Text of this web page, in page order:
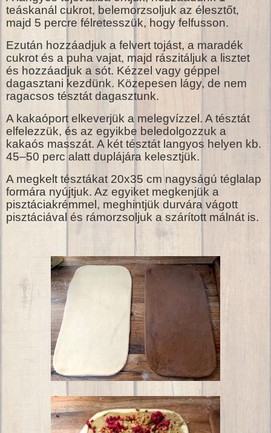
teáskanál cukrot, belemorzsoljuk az élesztőt,
majd 5 percre félretesszük, hogy felfusson.
Ezután hozzáadjuk a felvert tojást, a maradék
cukrot és a puha vajat, majd rászitáljuk a lisztet
és hozzáadjuk a sót. Kézzel vagy géppel
dagasztani kezdünk. Közepesen lágy, de nem
ragacsos tésztát dagasztunk.
A kakaóport elkeverjük a melegvízzel. A tésztát
elfelezzük, és az egyikbe beledolgozzuk a
kakaós masszát. A két tésztát langyos helyen kb.
45–50 perc alatt duplájára kelesztjük.
A megkelt tésztákat 20x35 cm nagyságú téglalap
formára nyújtjuk. Az egyiket megkenjük a
pisztáciakrémmel, meghintjük durvára vágott
pisztáciával és rámorzsoljuk a szárított málnát is.